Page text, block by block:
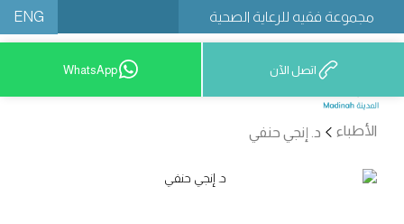
مجموعة فقيه للرعاية الصحية ENG
12777 9200 اتصل الآن WhatsApp
الأطباء د. إنجي حنفي